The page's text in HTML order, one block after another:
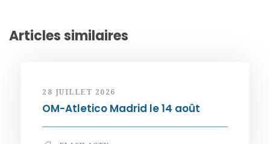
Articles similaires
28 JUILLET 2026
OM-Atletico Madrid le 14 août